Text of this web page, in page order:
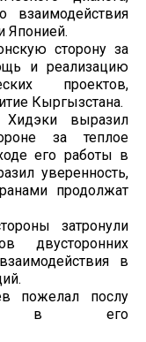
взаимодействия
Японией.
сторону за
и реализацию
проектов,
Кыргызстана.
выразил
за теплое
его работы в
уверенность,
продолжат
затронули
двусторонних
в
пожелал послу
в его